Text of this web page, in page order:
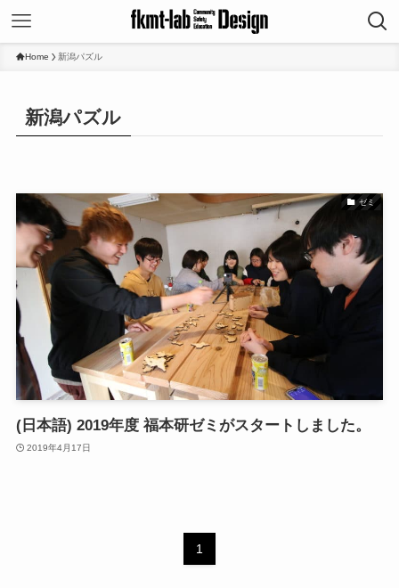
Home 新潟パズル
新潟パズル
ゼミ
(日本語) 2019年度 福本研ゼミがスタートしました。
2019年4月17日
1